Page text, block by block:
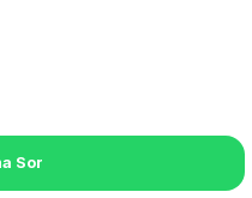
Sor